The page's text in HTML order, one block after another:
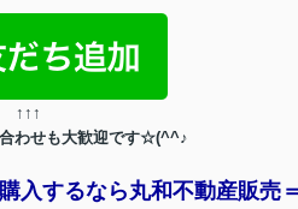
↑ ↑ ↑
わせも大歓迎です☆(^^♪
入するなら丸和不動産販売